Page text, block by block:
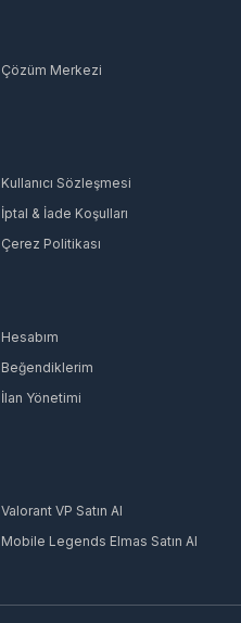
Çözüm Merkezi
Kullanıcı Sözleşmesi
İptal & İade Koşulları
Çerez Politikası
Hesabım
Beğendiklerim
İlan Yönetimi
Valorant VP Satın Al
Mobile Legends Elmas Satın Al